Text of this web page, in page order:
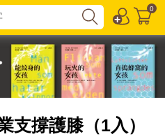
0
支撐護膝（1入）